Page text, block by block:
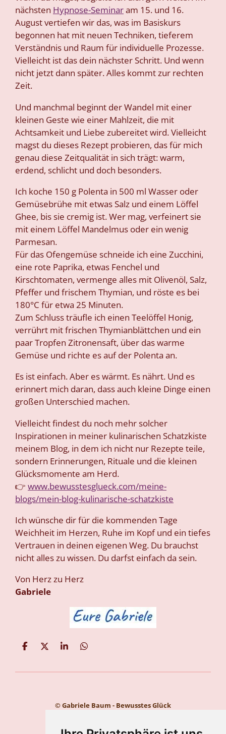
nächsten Hypnose-Seminaram 15. und 16.
August vertiefen wir das, was im Basiskurs
begonnen hat mit neuen Techniken, tieferem
Verständnis und Raum für individuelle Prozesse.
Vielleicht ist das dein nächster Schritt. Und wenn
nicht jetzt dann später. Alles kommt zur rechten
Zeit.
Und manchmal beginnt der Wandel mit einer
kleinen Geste wie einer Mahlzeit, die mit
Achtsamkeit und Liebe zubereitet wird. Vielleicht
magst du dieses Rezept probieren, das für mich
genau diese Zeitqualität in sich trägt: warm,
erdend, schlicht und doch besonders.
Ich koche 150 g Polenta in 500 ml Wasser oder
Gemüsebrühe mit etwas Salz und einem Löffel
Ghee, bis sie cremig ist. Wer mag, verfeinert sie
mit einem Löffel Mandelmus oder ein wenig
Parmesan.
Für das Ofengemüse schneide ich eine Zucchini,
eine rote Paprika, etwas Fenchel und
Kirschtomaten, vermenge alles mit Olivenöl, Salz,
Pfeffer und frischem Thymian, und röste es bei
180°C für etwa 25 Minuten.
Zum Schluss träufle ich einen Teelöffel Honig,
verrührt mit frischen Thymianblättchen und ein
paar Tropfen Zitronensaft, über das warme
Gemüse und richte es auf der Polenta an.
Es ist einfach. Aber es wärmt. Es nährt. Und es
erinnert mich daran, dass auch kleine Dinge einen
großen Unterschied machen.
Vielleicht findest du noch mehr solcher
Inspirationen in meiner kulinarischen Schatzkiste
meinem Blog, in dem ich nicht nur Rezepte teile,
sondern Erinnerungen, Rituale und die kleinen
Glücksmomente am Herd.
👉 www.bewusstesglueck.com/meine-
blogs/mein-blog-kulinarische-schatzkiste
Ich wünsche dir für die kommenden Tage
Weichheit im Herzen, Ruhe im Kopf und ein tiefes
Vertrauen in deinen eigenen Weg. Du brauchst
nicht alles zu wissen. Du darfst einfach da sein.
Von Herz zu Herz
Gabriele
T
T
T
T
© Gabriele Baum - Bewusstes Glück